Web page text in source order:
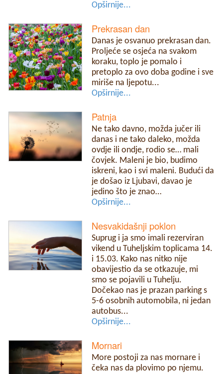
Opširnije...
Prekrasan dan
Danas je osvanuo prekrasan dan.
Proljeće se osjeća na svakom
koraku, toplo je pomalo i
pretoplo za ovo doba godine i sve
miriše na ljepotu...
Opširnije...
Patnja
Ne tako davno, možda jučer ili
danas i ne tako daleko, možda
ovdje ili ondje, rodio se… mali
čovjek. Maleni je bio, budimo
iskreni, kao i svi maleni. Budući da
je došao iz Ljubavi, davao je
jedino što je znao…
Opširnije...
Nesvakidašnji poklon
Suprug i ja smo imali rezerviran
vikend u Tuheljskim toplicama 14.
i 15.03. Kako nas nitko nije
obavijestio da se otkazuje, mi
smo se pojavili u Tuhelju.
Dočekao nas je prazan parking s
5-6 osobnih automobila, ni jedan
autobus...
Opširnije...
Mornari
More postoji za nas mornare i
čeka nas da plovimo po njemu.